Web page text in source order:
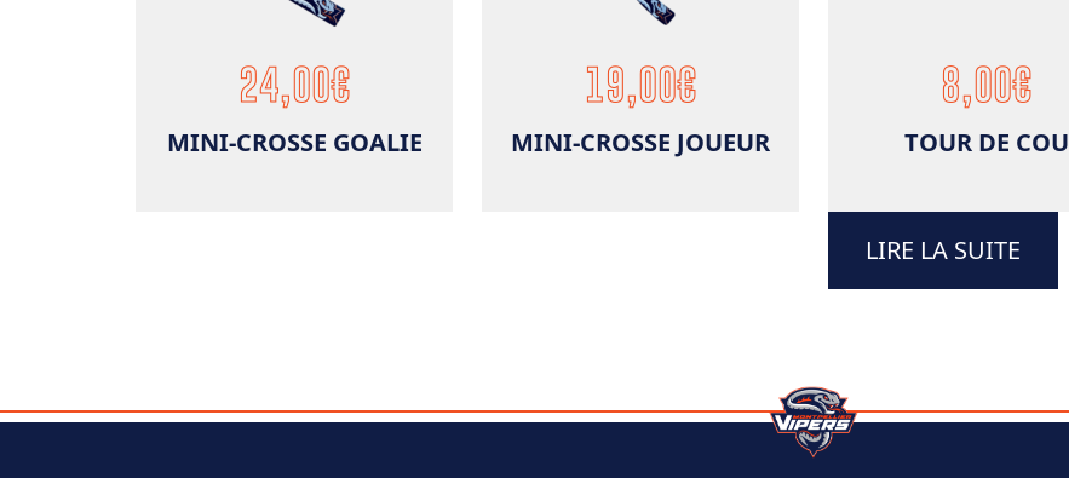
24,00€
MINI-CROSSE GOALIE
19,00€
MINI-CROSSE JOUEUR
8,00€
TOUR DE COU
LIRE LA SUITE